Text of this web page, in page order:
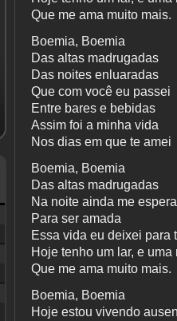
Que me ama muito mais.
Boemia, Boemia
Das altas madrugadas
Das noites enluaradas
Que com você eu passei
Entre bares e bebidas
Assim foi a minha vida
Nos dias em que te amei
Boemia, Boemia
Das altas madrugadas
Na noite ainda me espera
Para ser amada
Essa vida eu deixei para
Hoje tenho um lar, e uma
Que me ama muito mais.
Boemia, Boemia
Hoje estou vivendo